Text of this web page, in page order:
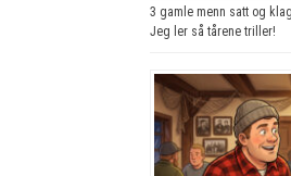
3 gamle menn satt og
Jeg ler så tårene triller!